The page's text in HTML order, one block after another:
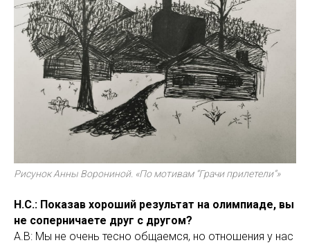
Рисунок Анны Ворониной. «По мотивам “Грачи прилетели”»
Н.С.: Показав хороший результат на олимпиаде, вы
не соперничаете друг с другом?
А.В: Мы не очень тесно общаемся, но отношения у нас